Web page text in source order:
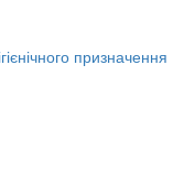
призначення